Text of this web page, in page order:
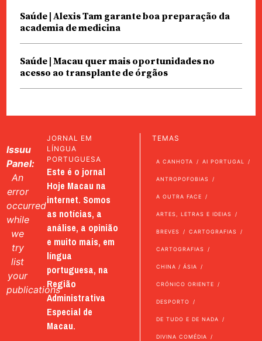
Saúde | Alexis Tam garante boa preparação da
academia de medicina
Saúde | Macau quer mais oportunidades no
acesso ao transplante de órgãos
Issuu
Panel:
An
error
occurred
while
we
try
list
your
publications
JORNAL EM
LÍNGUA
PORTUGUESA
Este é o jornal
Hoje Macau na
internet. Somos
as notícias, a
análise, a opinião
e muito mais, em
língua
portuguesa, na
Região
Administrativa
Especial de
Macau.
TEMAS
A CANHOTA AI PORTUGAL
ANTROPOFOBIAS
A OUTRA FACE
ARTES, LETRAS E IDEIAS
BREVES CARTOGRAFIAS
CARTOGRAFIAS
CHINA / ÁSIA
CRÓNICO ORIENTE
DESPORTO
DE TUDO E DE NADA
DIVINA COMÉDIA